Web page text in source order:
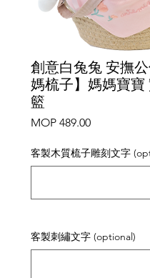
創意白兔兔 安撫
媽梳子】媽媽寶寶
籃
MOP 489.00Price
客製木質梳子雕刻文字
客製刺繡文字 (optional)